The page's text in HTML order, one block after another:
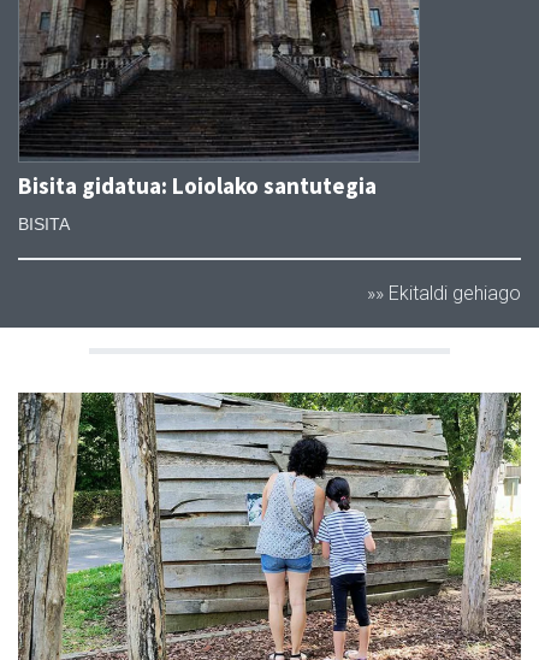
Bisita gidatua: Loiolako santutegia
BISITA
»» Ekitaldi gehiago